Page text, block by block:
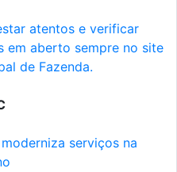
atentos e verificar
em aberto sempre no site
de Fazenda.
serviços na